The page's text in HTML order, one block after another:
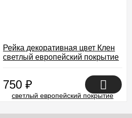
Рейка декоративная цвет Клен
светлый европейский покрытие
750₽